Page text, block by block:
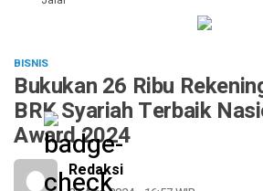
BISNIS
Bukukan 26 Ribu
BRK Syariah Terbaik
Award 2024
Redaksi